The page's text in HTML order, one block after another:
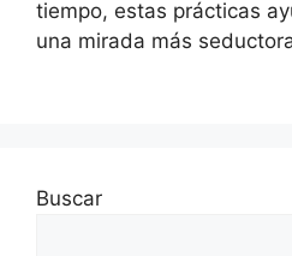
tiempo, estas prácticas
una mirada más
Buscar